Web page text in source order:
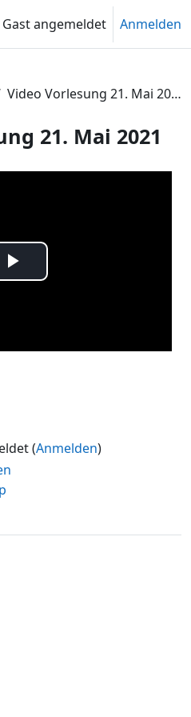
Gast angemeldet Anmelden
Video Vorlesung 21. Mai 2021
21. Mai 2021
Video
(Anmelden)